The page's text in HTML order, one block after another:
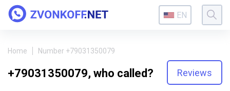
EN
Home Number +79031350079
+79031350079, who called? Reviews